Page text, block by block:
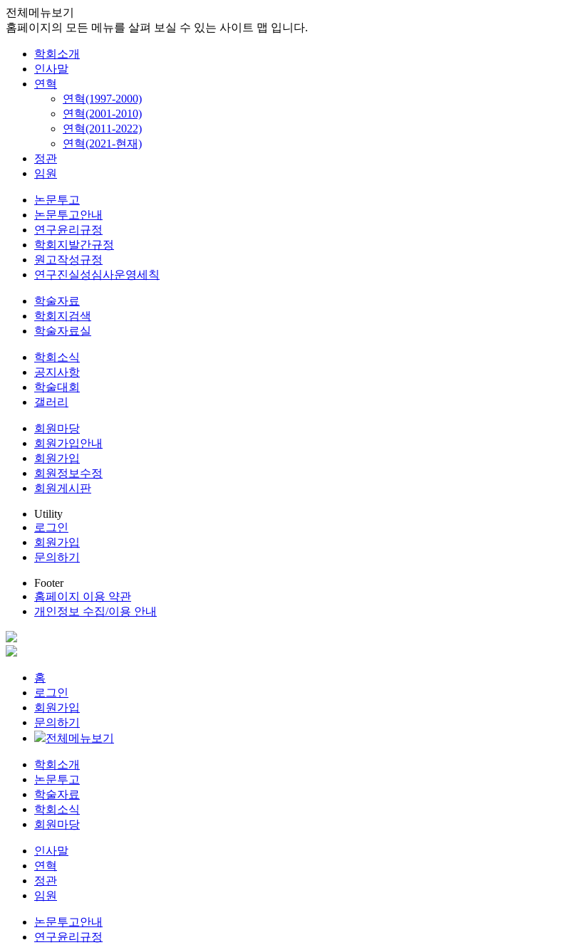
전체메뉴보기
홈페이지의 모든 메뉴를 살펴 보실 수 있는 사이트 맵 입니다.
학회소개
인사말
연혁
연혁(1997-2000)
연혁(2001-2010)
연혁(2011-2022)
연혁(2021-현재)
정관
임원
논문투고
논문투고안내
연구윤리규정
학회지발간규정
원고작성규정
연구진실성심사운영세칙
학술자료
학회지검색
학술자료실
학회소식
공지사항
학술대회
갤러리
회원마당
회원가입안내
회원가입
회원정보수정
회원게시판
Utility
로그인
회원가입
문의하기
Footer
홈페이지 이용 약관
개인정보 수집/이용 안내
홈
로그인
회원가입
문의하기
전체메뉴보기
학회소개
논문투고
학술자료
학회소식
회원마당
인사말
연혁
정관
임원
논문투고안내
연구윤리규정